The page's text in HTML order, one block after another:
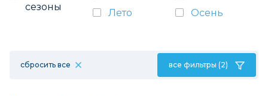
сезоны
Лето
Осень
сбросить все все фильтры (2)